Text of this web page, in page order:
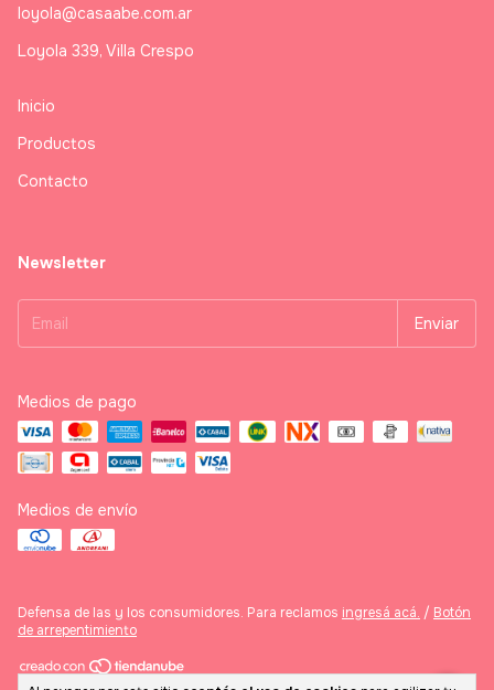
loyola@casaabe.com.ar
Loyola 339, Villa Crespo
Inicio
Productos
Contacto
Newsletter
Medios de pago
Medios de envío
Defensa de las y los consumidores. Para reclamos ingresá acá. / Botón
de arrepentimiento